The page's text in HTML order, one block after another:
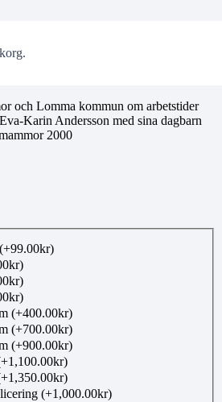
och Lomma kommun om arbetstider
Karin Andersson med sina dagbarn
2000
(+99.00kr)
kr)
kr)
kr)
(+400.00kr)
(+700.00kr)
(+900.00kr)
1,100.00kr)
1,350.00kr)
(+1,000.00kr)